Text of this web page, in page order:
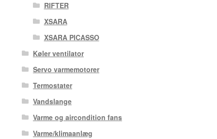
RIFTER
XSARA
XSARA PICASSO
Køler ventilator
Servo varmemotorer
Termostater
Vandslange
Varme og aircondition fans
Varme/klimaanlæg